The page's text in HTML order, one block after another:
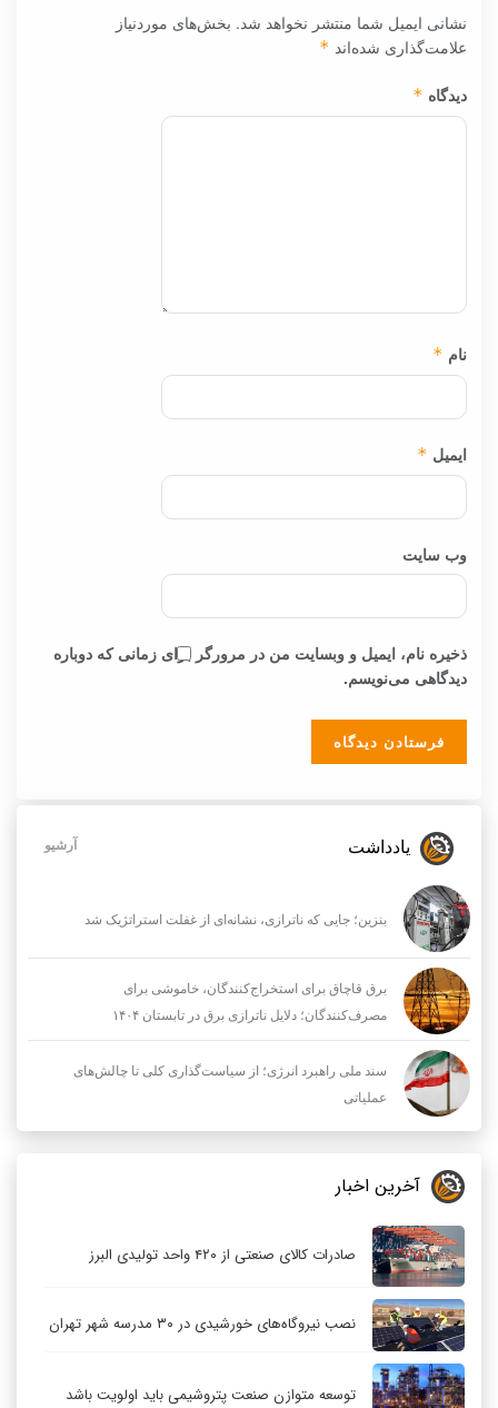
نشانی ایمیل شما منتشر نخواهد شد. بخش‌های موردنیاز
علامت‌گذاری شده‌اند *
دیدگاه *
نام *
ایمیل *
وب‌ سایت
ذخیره نام، ایمیل و وبسایت من در مرورگر برای زمانی که دوباره
دیدگاهی می‌نویسم.
یادداشت آرشیو
بنزین؛ جایی که ناترازی، نشانه‌ای از غفلت استراتژیک شد
برق قاچاق برای استخراج‌کنندگان، خاموشی برای
مصرف‌کنندگان؛ دلایل ناترازی برق در تابستان ۱۴۰۴
سند ملی راهبرد انرژی؛ از سیاست‌گذاری کلی تا چالش‌های
عملیاتی
آخرین اخبار
صادرات کالای صنعتی از ۴۲۰ واحد تولیدی البرز
نصب نیروگاه‌های خورشیدی در ۳۰ مدرسه شهر تهران
توسعه متوازن صنعت پتروشیمی باید اولویت باشد